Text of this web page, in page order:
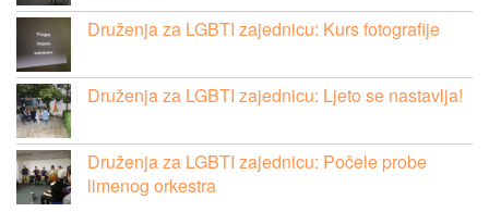
Druženja za LGBTI zajednicu: Kurs fotografije
Druženja za LGBTI zajednicu: Ljeto se nastavlja!
Druženja za LGBTI zajednicu: Počele probe
limenog orkestra